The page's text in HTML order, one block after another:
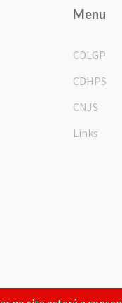
Menu
CDLGP
CDHPS
CNJS
Links